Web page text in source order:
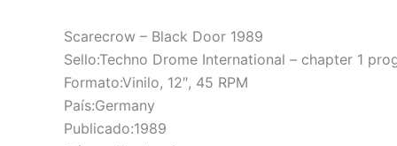
Scarecrow – Black Door 1989
Sello:Techno Drome International – chapter 1
Formato:Vinilo, 12″, 45 RPM
País:Germany
Publicado:1989